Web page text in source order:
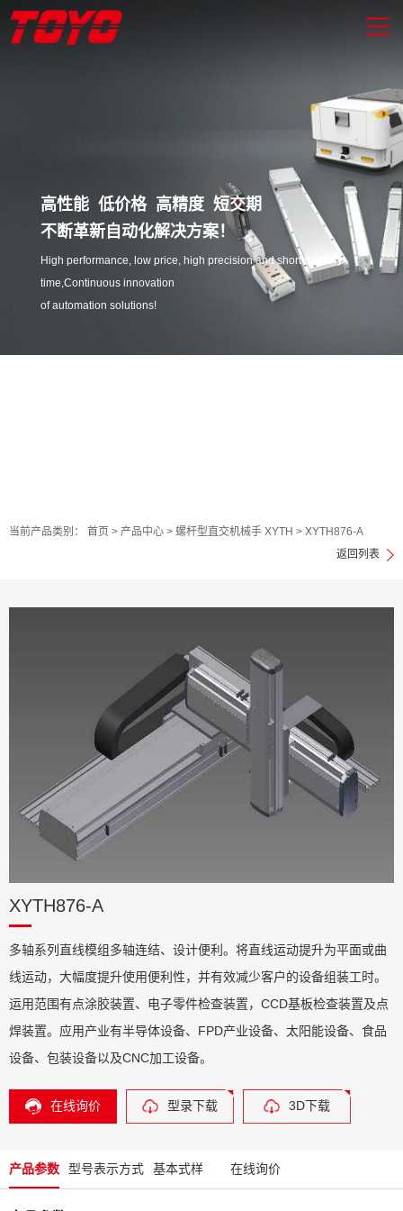
高性能 低价格 高精度 短交期
不断革新自动化解决方案！
High performance, low price, high precision and short delivery
time,Continuous innovation
of automation solutions!
当前产品类别： 首页 > 产品中心 > 螺杆型直交机械手 XYTH > XYTH876-A
返回列表
XYTH876-A
多轴系列直线模组多轴连结、设计便利。将直线运动提升为平面或曲
线运动，大幅度提升使用便利性，并有效减少客户的设备组装工时。
运用范围有点涂胶装置、电子零件检查装置，CCD基板检查装置及点
焊装置。应用产业有半导体设备、FPD产业设备、太阳能设备、食品
设备、包装设备以及CNC加工设备。
在线询价 型录下载 3D下载
产品参数 型号表示方式 基本式样 在线询价